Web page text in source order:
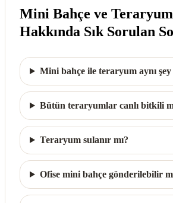
Mini Bahçe ve Teraryum
Hakkında Sık Sorulan
Mini bahçe ile teraryum aynı
Bütün teraryumlar canlı bitkili
Teraryum sulanır mı?
Ofise mini bahçe gönderilebilir